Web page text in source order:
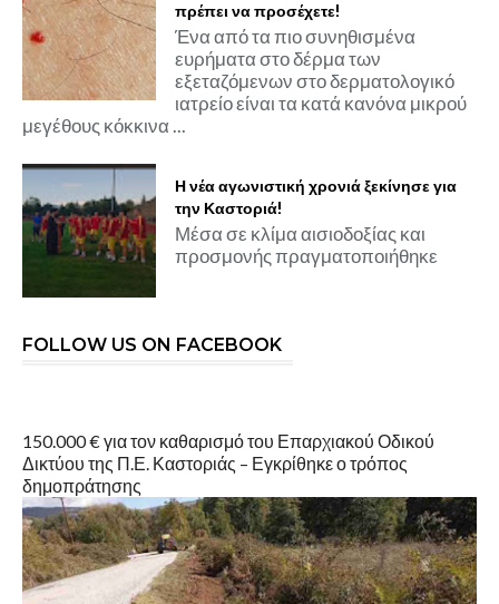
πρέπει να προσέχετε!
Ένα από τα πιο συνηθισμένα
ευρήματα στο δέρμα των
εξεταζόμενων στο δερματολογικό
ιατρείο είναι τα κατά κανόνα μικρού
μεγέθους κόκκινα ...
Η νέα αγωνιστική χρονιά ξεκίνησε για
την Καστοριά!
Μέσα σε κλίμα αισιοδοξίας και
προσμονής πραγματοποιήθηκε
FOLLOW US ON FACEBOOK
150.000 € για τον καθαρισμό του Επαρχιακού Οδικού
Δικτύου της Π.Ε. Καστοριάς – Εγκρίθηκε ο τρόπος
δημοπράτησης